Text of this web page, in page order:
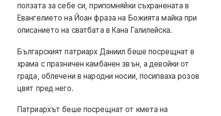
ползата за себе си, припомняйки съхранената в
Евангелието на Йоан фраза на Божията майка при
описанието на сватбата в Кана Галилейска.
Българският патриарх Даниил беше посрещнат в
храма с празничен камбанен звън, а девойки от
града, облечени в народни носии, посипваха розов
цвят пред него.
Патриархът беше посрещнат от кмета на